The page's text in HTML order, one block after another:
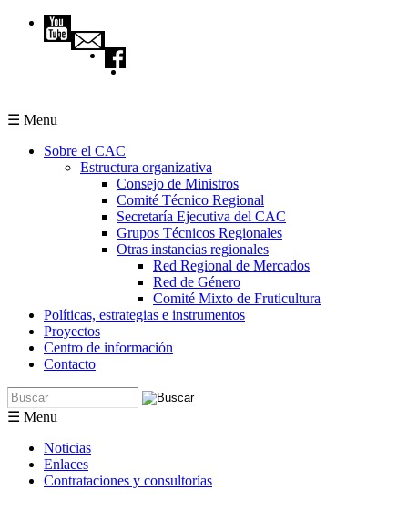
Pasar al contenido principal
☰ Menu
Sobre el CAC
Estructura organizativa
Consejo de Ministros
Comité Técnico Regional
Secretaría Ejecutiva del CAC
Grupos Técnicos Regionales
Otras instancias regionales
Red Regional de Mercados
Red de Género
Comité Mixto de Fruticultura
Políticas, estrategias e instrumentos
Proyectos
Centro de información
Contacto
Formulario de búsqueda
Buscar
☰ Menu
Noticias
Enlaces
Contrataciones y consultorías